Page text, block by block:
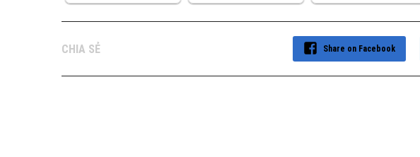
CHIA SẺ Share on Facebook